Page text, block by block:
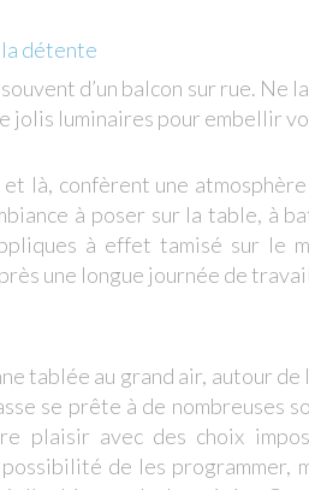
détente
d’un balcon sur rue. Ne
jolis luminaires pour embellir
là, confèrent une
à poser sur la table, à
à effet tamisé sur le
une longue journée de
tablée au grand air, autour
se prête à de nombreuses
plaisir avec des choix
de les programmer,